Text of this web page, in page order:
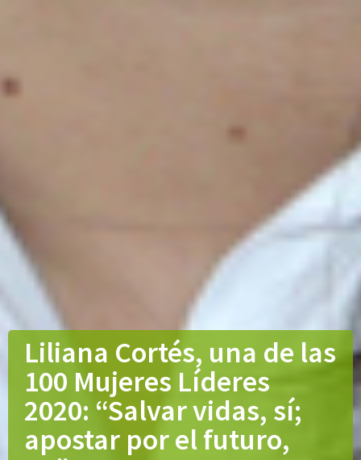
Liliana Cortés, una de las
100 Mujeres Líderes
2020: “Salvar vidas, sí;
apostar por el futuro,